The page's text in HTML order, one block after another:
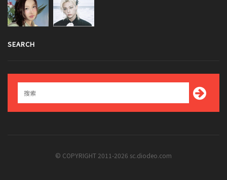
SEARCH
© COPYRIGHT 2011-2026 sc.diodeo.com